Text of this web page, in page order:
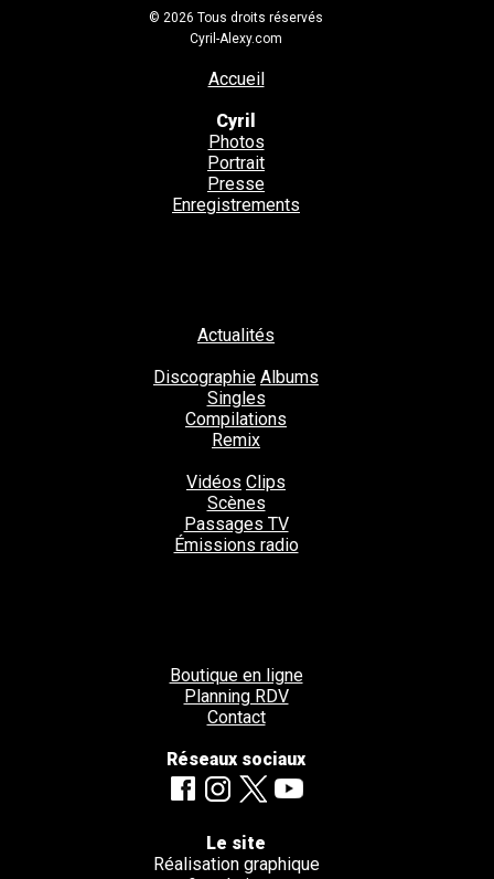
© 2026 Tous droits réservés
Cyril-Alexy.com
Accueil
Cyril
Photos
Portrait
Presse
Enregistrements
Actualités
Discographie Albums
Singles
Compilations
Remix
Vidéos Clips
Scènes
Passages TV
Émissions radio
Boutique en ligne
Planning RDV
Contact
Réseaux sociaux
Le site
Réalisation graphique